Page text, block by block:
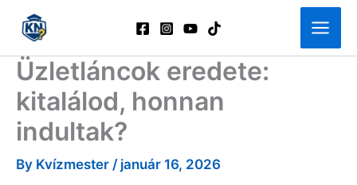
content
Üzletláncok eredete:
kitalálod, honnan
indultak?
By Kvízmester / január 16, 2026